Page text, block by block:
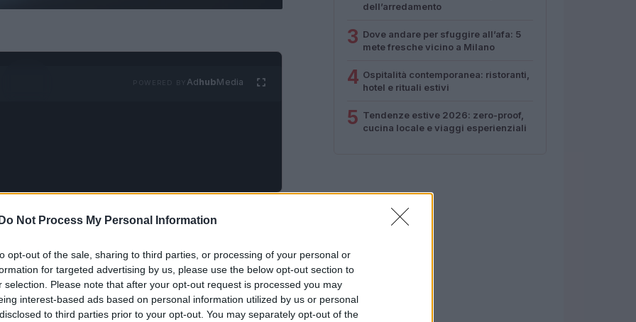
Do Not Process My Personal Information
opt-out of the sale, sharing to third parties, or processing of your personal or
for targeted advertising by us, please use the below opt-out section to
selection. Please note that after your opt-out request is processed you may
interest-based ads based on personal information utilized by us or personal
to third parties prior to your opt-out. You may separately opt-out of the
AdhubMedia
punto lucesi distinguono per la loro bellezza
da un design semplice e raffinato,
occasioni speciali. La loro versatilità li rende
da un incontro di lavoro a una cena elegante.
dell’arredamento
3 Dove andare per sfuggire all’afa: 5
mete fresche vicino a Milano
4 Ospitalità contemporanea: ristoranti,
hotel e rituali estivi
5 Tendenze estive 2026: zero-proof,
cucina locale e viaggi esperienziali